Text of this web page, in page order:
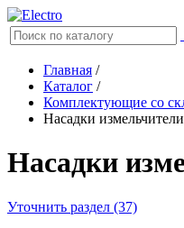
Главная /
Каталог /
Комплектующие со
Насадки
Насадки
Уточнить раздел (37)